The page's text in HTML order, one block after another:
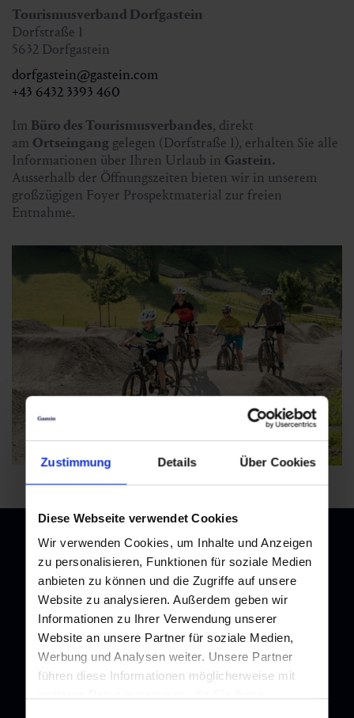
Zustimmung Details Über Cookies
Diese Webseite verwendet Cookies
Wir verwenden Cookies, um Inhalte und Anzeigen
zu personalisieren, Funktionen für soziale Medien
anbieten zu können und die Zugriffe auf unsere
Website zu analysieren. Außerdem geben wir
Informationen zu Ihrer Verwendung unserer
Website an unsere Partner für soziale Medien,
Werbung und Analysen weiter. Unsere Partner
führen diese Informationen möglicherweise mit
Tourismusverband Dorfgastein
Dorfstraße 1
5632 Dorfgastein
dorfgastein@gastein.com
+43 6432 3393 460
Im Büro des Tourismusverbandes, direkt
am Ortseingang gelegen (Dorfstraße 1), erhalten Sie alle
Informationen über Ihren Urlaub in Gastein.
Ausserhalb der Öffnungszeiten bieten wir in unserem
großzügigen Foyer Prospektmaterial zur freien
Entnahme.
Newsletter
Melden Sie sich bei unserem Newsletter an, und bleiben Sie
immer am Laufenden!